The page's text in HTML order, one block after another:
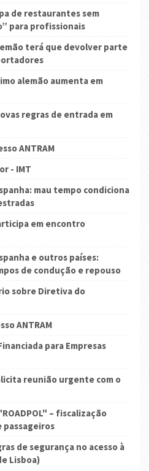
de restaurantes sem
para profissionais
terá que devolver parte
alemão aumenta em
regras de entrada em
ANTRAM
- IMT
mau tempo condiciona
em encontro
e outros países:
de condução e repouso
sobre Diretiva do
ANTRAM
para Empresas
reunião urgente com o
– fiscalização
passageiros
de segurança no acesso à
Lisboa)